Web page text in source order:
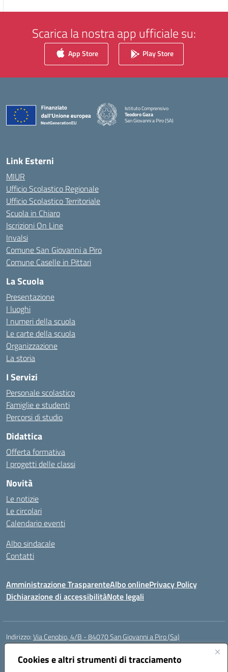
Cookies e altri strumenti di tracciamento
Scarica la nostra app ufficiale su:
App Store Play Store
Istituto Comprensivo
Teodoro Gaza
San Giovanni a Piro (SA)
Link Esterni
MIUR
Ufficio Scolastico Regionale
Ufficio Scolastico Territoriale
Scuola in Chiaro
Iscrizioni On Line
Invalsi
Comune San Giovanni a Piro
Comune Caselle in Pittari
La Scuola
Presentazione
I luoghi
I numeri della scuola
Le carte della scuola
Organizzazione
La storia
I Servizi
Personale scolastico
Famiglie e studenti
Percorsi di studio
Didattica
Offerta formativa
I progetti delle classi
Novità
Le notizie
Le circolari
Calendario eventi
Albo sindacale
Contatti
Amministrazione TrasparenteAlbo onlinePrivacy Policy
Dichiarazione di accessibilitàNote legali
Indirizzo:Via Cenobio, 4/B - 84070 San Giovanni a Piro (Sa)
Centralino:
Posta elettronica certificata (PEC):saic815005@pec.istruzione.it